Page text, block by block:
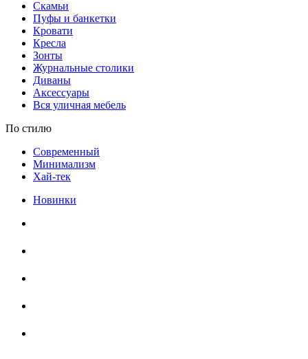
Скамьи
Пуфы и банкетки
Кровати
Кресла
Зонты
Журнальные столики
Диваны
Аксессуары